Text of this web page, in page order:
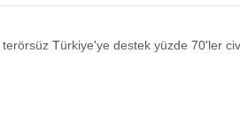
Türkiye'ye destek yüzde 70'ler